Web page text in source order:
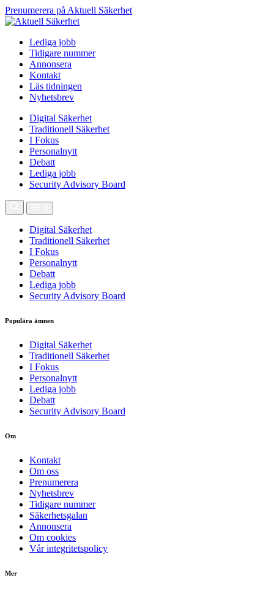
Prenumerera på Aktuell Säkerhet
Lediga jobb
Tidigare nummer
Annonsera
Kontakt
Läs tidningen
Nyhetsbrev
Digital Säkerhet
Traditionell Säkerhet
I Fokus
Personalnytt
Debatt
Lediga jobb
Security Advisory Board
Digital Säkerhet
Traditionell Säkerhet
I Fokus
Personalnytt
Debatt
Lediga jobb
Security Advisory Board
Populära ämnen
Digital Säkerhet
Traditionell Säkerhet
I Fokus
Personalnytt
Lediga jobb
Debatt
Security Advisory Board
Om
Kontakt
Om oss
Prenumerera
Nyhetsbrev
Tidigare nummer
Säkerhetsgalan
Annonsera
Om cookies
Vår integritetspolicy
Mer